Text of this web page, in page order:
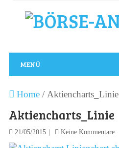
MENÜ
Home/ Aktiencharts_Linie
Aktiencharts_Linie
21/05/2015 Keine Kommentare